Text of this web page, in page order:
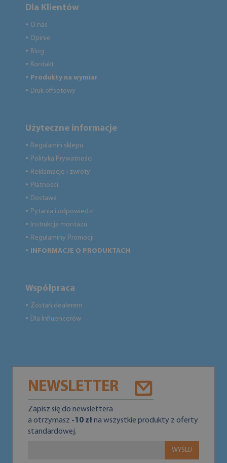
Dla Klientów
● O nas
● Opinie
● Blog
● Kontakt
● Produkty na wymiar
● Druk offsetowy
Użyteczne informacje
● Regulamin sklepu
● Polityka Prywatności
● Reklamacje i zwroty
● Płatności
● Dostawa
● Pytania i odpowiedzi
● Instrukcja montażu
● Regulaminy Promocji
● INFORMACJE O PRODUKTACH
Współpraca
● Zostań dealerem
● Dla Influencerów
NEWSLETTER
Zapisz się do newslettera
a otrzymasz -10 złna wszystkie produkty z oferty
standardowej.
WYŚLIJ